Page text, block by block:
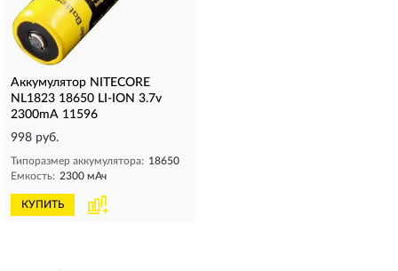
Аккумулятор NITECORE
NL1823 18650 LI-ION 3.7v
2300mA 11596
998 руб.
Типоразмер аккумулятора: 18650
Емкость: 2300 мАч
КУПИТЬ